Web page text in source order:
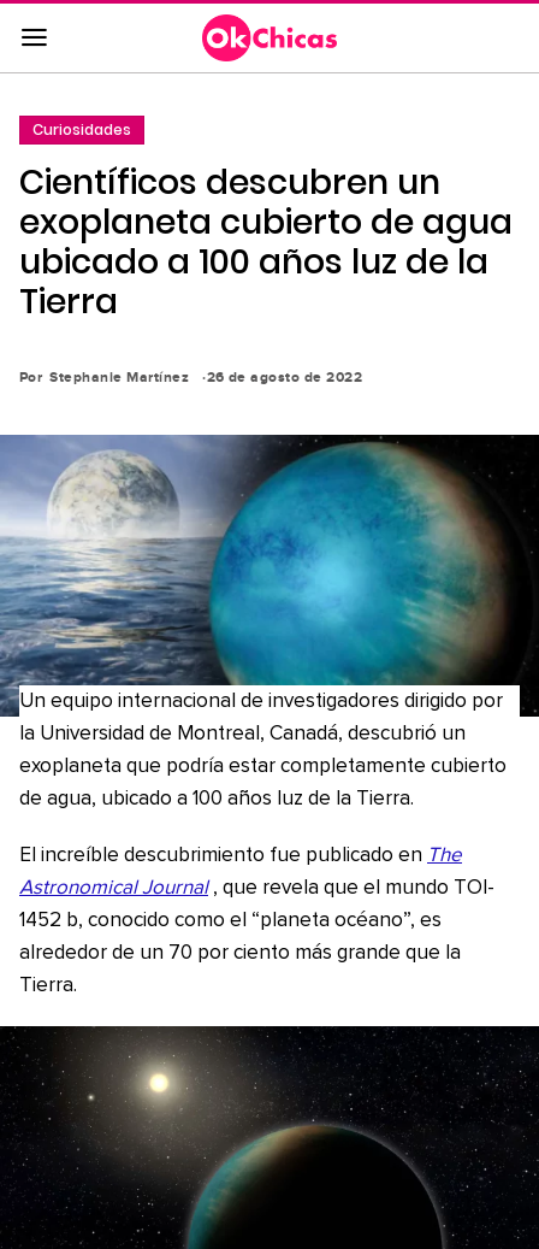
Saltar
al
contenido
a
la
navegación
principal
Curiosidades
Científicos descubren un
exoplaneta cubierto de agua
ubicado a 100 años luz de la
Tierra
Por Stephanie Martínez 26 de agosto de 2022
Un equipo internacional de investigadores dirigido por
la Universidad de Montreal, Canadá, descubrió un
exoplaneta que podría estar completamente cubierto
de agua, ubicado a 100 años luz de la Tierra.
El increíble descubrimiento fue publicado en The
Astronomical Journal , que revela que el mundo TOI-
1452 b, conocido como el “planeta océano”, es
alrededor de un 70 por ciento más grande que la
Tierra.